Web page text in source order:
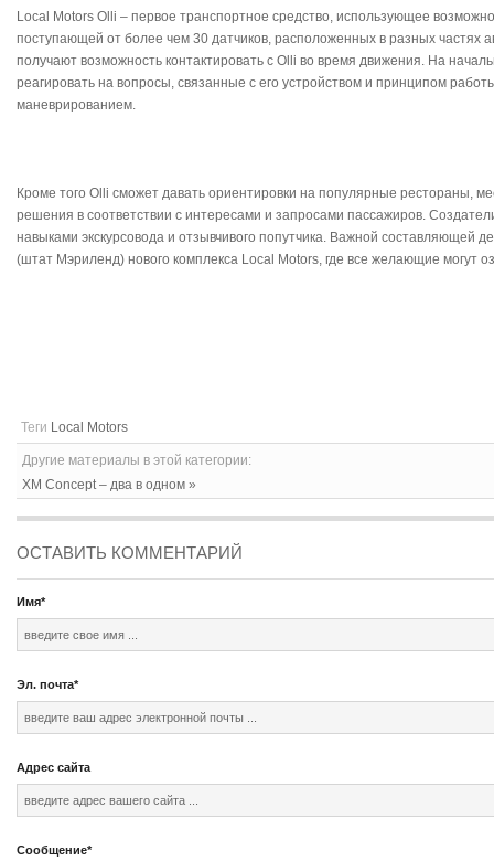
Local Motors Olli – первое транспортное средство, использующее
поступающей от более чем 30 датчиков, расположенных в разных частях
получают возможность контактировать с Olli во время движения. На
реагировать на вопросы, связанные с его устройством и принципом
маневрированием.
Кроме того Olli сможет давать ориентировки на популярные рестораны,
решения в соответствии с интересами и запросами пассажиров.
навыками экскурсовода и отзывчивого попутчика. Важной составляющей
(штат Мэриленд) нового комплекса Local Motors, где все желающие
Теги Local Motors
Другие материалы в этой категории:
XM Concept – два в одном »
ОСТАВИТЬ КОММЕНТАРИЙ
Имя*
Эл. почта*
Адрес сайта
Сообщение*